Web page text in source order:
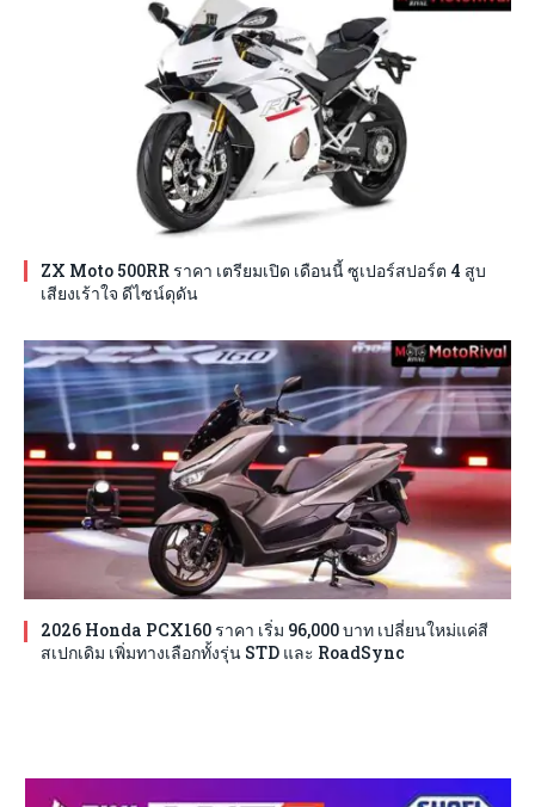
ZX Moto 500RR ราคา เตรียมเปิด เดือนนี้ ซูเปอร์สปอร์ต 4 สูบ
เสียงเร้าใจ ดีไซน์ดุดัน
2026 Honda PCX160 ราคา เริ่ม 96,000 บาท เปลี่ยนใหม่แค่สี
สเปกเดิม เพิ่มทางเลือกทั้งรุ่น STD และ RoadSync